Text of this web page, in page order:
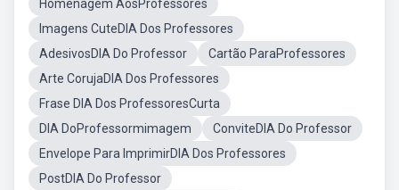
Homenagem AosProfessores
Imagens CuteDIA Dos Professores
AdesivosDIA Do Professor
Cartão ParaProfessores
Arte CorujaDIA Dos Professores
Frase DIA Dos ProfessoresCurta
DIA DoProfessormimagem
ConviteDIA Do Professor
Envelope Para ImprimirDIA Dos Professores
PostDIA Do Professor